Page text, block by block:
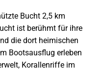
Bucht 2,5 km
ist berühmt für ihre
die dort heimischen
Bootsausflug erleben
Korallenriffe im